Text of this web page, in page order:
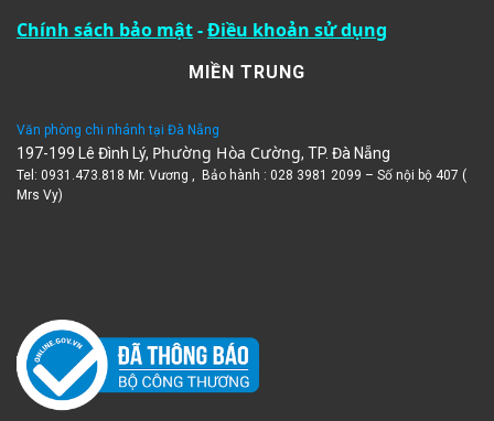
Chính sách bảo mật-Điều khoản sử dụng
MIỀN TRUNG
Văn phòng chi nhánh tại Đà Nẵng
197-199 Lê Đình Lý, Phường Hòa Cường, TP. Đà Nẵng
Tel: 0931.473.818 Mr. Vương , Bảo hành : 028 3981 2099 – Số nội bộ 407 (
Mrs Vy)